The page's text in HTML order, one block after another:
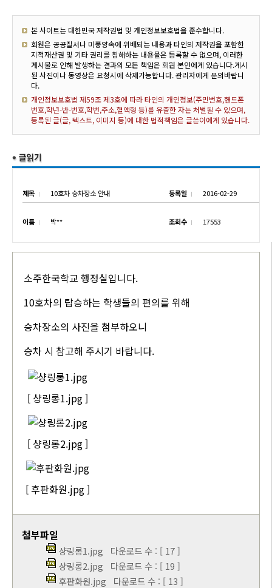
본 사이트는 대한민국 저작권법 및 개인정보보호법을 준수합니다.
회원은 공공질서나 미풍양속에 위배되는 내용과 타인의 저작권을 포함한
지적재산권 및 기타 권리를 침해하는 내용물은 등록할 수 없으며, 이러한
게시물로 인해 발생하는 결과의 모든 책임은 회원 본인에게 있습니다.게시
된 사진이나 동영상은 요청시에 삭제가능합니다. 관리자에게 문의바랍니
다.
개인정보보호법 제59조 제3호에 따라 타인의 개인정보(주민번호,핸드폰
번호,학년-반-번호,학번,주소,혈액형 등)를 유출한 자는 처벌될 수 있으며,
등록된 글(글, 텍스트, 이미지 등)에 대한 법적책임은 글쓴이에게 있습니다.
제목 10호차 승차장소 안내 등록일 2016-02-29
이름 박** 조회수 17553
소주한국학교 행정실입니다.
10호차의 탑승하는 학생들의 편의를 위해
승차장소의 사진을 첨부하오니
승차 시 참고해 주시기 바랍니다.
[ 샹링롱1.jpg ]
[ 샹링롱2.jpg ]
[ 후판화원.jpg ]
첨부파일
샹링롱1.jpg 다운로드 수 : [ 17 ]
샹링롱2.jpg 다운로드 수 : [ 19 ]
후판화원.jpg 다운로드 수 : [ 13 ]